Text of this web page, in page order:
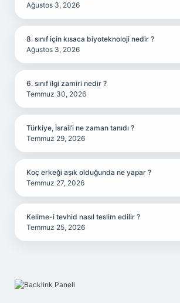
Ağustos 3, 2026
8. sınıf için kısaca biyoteknoloji nedir ?
Ağustos 3, 2026
6. sınıf ilgi zamiri nedir ?
Temmuz 30, 2026
Türkiye, İsrail’i ne zaman tanıdı ?
Temmuz 29, 2026
Koç erkeği aşık olduğunda ne yapar ?
Temmuz 27, 2026
Kelime-i tevhid nasıl teslim edilir ?
Temmuz 25, 2026